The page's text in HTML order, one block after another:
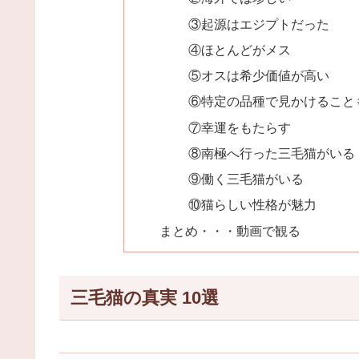
③起源はエジプトだった
④ほとんどがメス
⑤オスは希少価値が高い
⑥特定の品種で見かけること
⑦幸運をもたらす
⑧南極へ行った三毛猫がいる
⑨働く三毛猫がいる
⑩猫らしい性格が魅力
まとめ・・・動画で観る
三毛猫の真実 10選